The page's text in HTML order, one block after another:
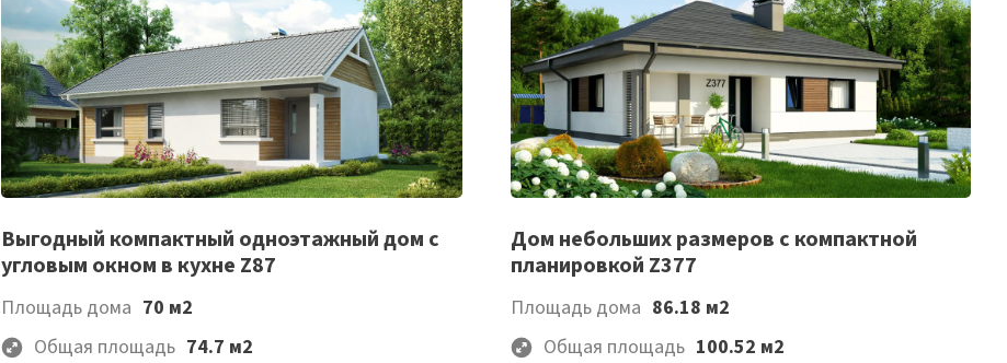
Список
желаемого
Выгодный компактный одноэтажный дом с
угловым окном в кухне Z87
Площадь дома 70 м2
Общая площадь 74.7 м2
Список
желаемого
Дом небольших размеров с компактной
планировкой Z377
Площадь дома 86.18 м2
Общая площадь 100.52 м2